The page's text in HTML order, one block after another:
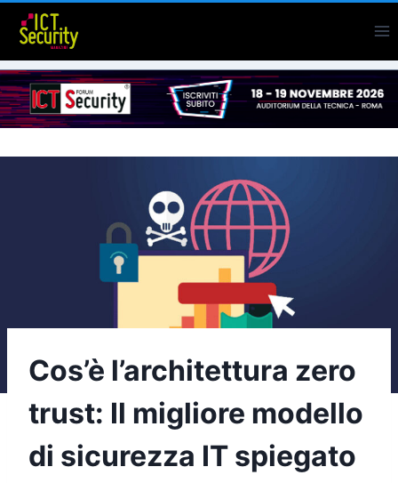
Salta
contenuto
Cos’è l’architettura zero
trust: Il migliore modello
di sicurezza IT spiegato